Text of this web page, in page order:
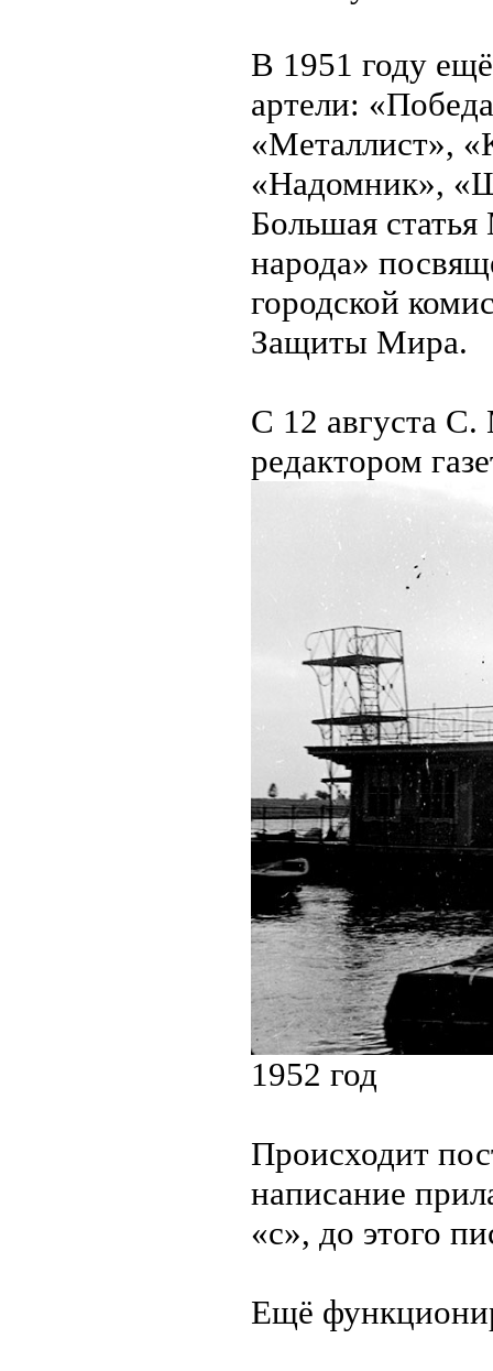
В 1951 году
артели:
«Металлист»,
«Надомник»,
Большая
народа»
городской
Защиты Мира.
С 12 августа
редактором
1952 год
Происходит
написание
«с», до этого
Ещё